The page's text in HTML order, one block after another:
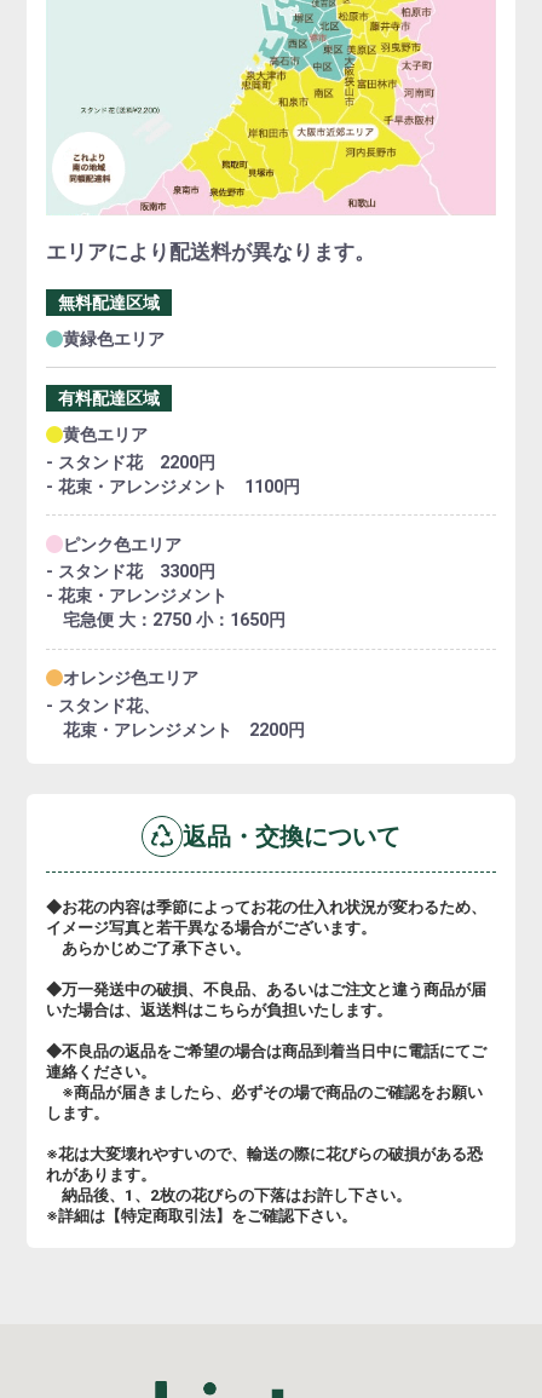
エリアにより配送料が異なります。
無料配達区域
黄緑色エリア
有料配達区域
黄色エリア
- スタンド花 2200円
- 花束・アレンジメント 1100円
ピンク色エリア
- スタンド花 3300円
- 花束・アレンジメント
宅急便 大：2750 小：1650円
オレンジ色エリア
- スタンド花、
花束・アレンジメント 2200円
返品・交換について
◆お花の内容は季節によってお花の仕入れ状況が変わるため、
イメージ写真と若干異なる場合がございます。
あらかじめご了承下さい。
◆万一発送中の破損、不良品、あるいはご注文と違う商品が届
いた場合は、返送料はこちらが負担いたします。
◆不良品の返品をご希望の場合は商品到着当日中に電話にてご
連絡ください。
※商品が届きましたら、必ずその場で商品のご確認をお願い
します。
※花は大変壊れやすいので、輸送の際に花びらの破損がある恐
れがあります。
納品後、1、2枚の花びらの下落はお許し下さい。
※詳細は【特定商取引法】をご確認下さい。